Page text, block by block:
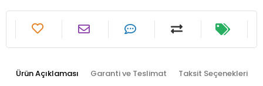
Ürün Açıklaması Garanti ve Teslimat Taksit Seçenekleri